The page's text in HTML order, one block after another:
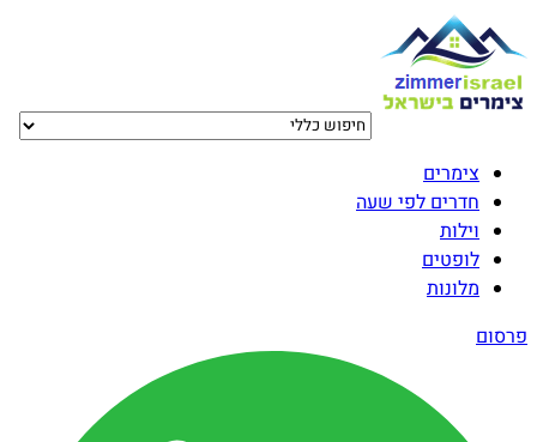
צימרים
חדרים לפי שעה
וילות
לופטים
מלונות
פרסום